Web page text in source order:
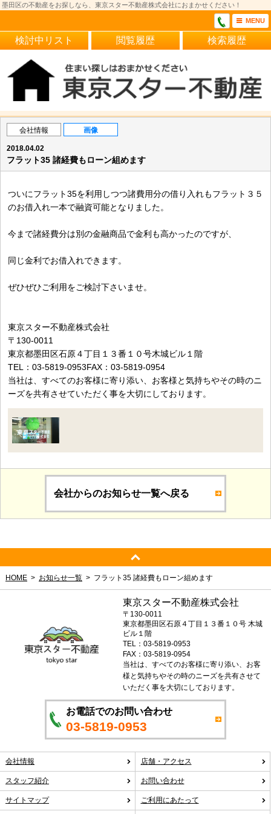
墨田区の不動産をお探しなら、東京スター不動産株式会社におまかせください！
MENU
検討中リスト 閲覧履歴 検索履歴
会社情報 画像
2018.04.02
フラット35 諸経費もローン組めます
ついにフラット35を利用しつつ諸費用分の借り入れもフラット３５
のお借入れ一本で融資可能となりました。
今まで諸経費分は別の金融商品で金利も高かったのですが、
同じ金利でお借入れできます。
ぜひぜひご利用をご検討下さいませ。
東京スター不動産株式会社
〒130-0011
東京都墨田区石原４丁目１３番１０号木城ビル１階
TEL：03-5819-0953FAX：03-5819-0954
当社は、すべてのお客様に寄り添い、お客様と気持ちやその時のニ
ーズを共有させていただく事を大切にしております。
会社からのお知らせ一覧へ戻る
HOME お知らせ一覧 フラット35 諸経費もローン組めます
東京スター不動産株式会社
〒130-0011
東京都墨田区石原４丁目１３番１０号 木城
ビル１階
TEL：03-5819-0953
FAX：03-5819-0954
当社は、すべてのお客様に寄り添い、お客
様と気持ちやその時のニーズを共有させて
いただく事を大切にしております。
お電話でのお問い合わせ
03-5819-0953
会社情報 店舗・アクセス
スタッフ紹介 お問い合わせ
サイトマップ ご利用にあたって